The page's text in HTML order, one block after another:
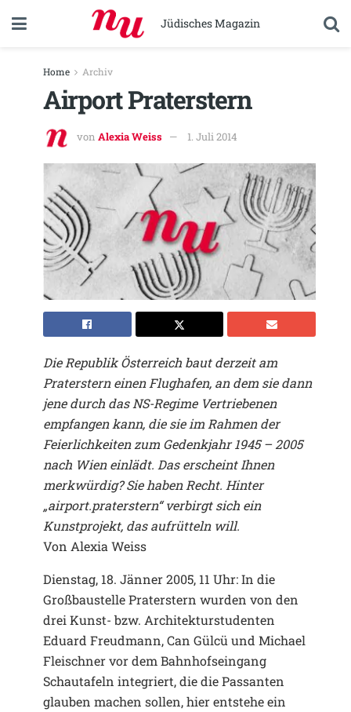
Jüdisches Magazin
Home Archiv
Airport Praterstern
von Alexia Weiss 1. Juli 2014
Die Republik Österreich baut derzeit am
Praterstern einen Flughafen, an dem sie dann
jene durch das NS-Regime Vertriebenen
empfangen kann, die sie im Rahmen der
Feierlichkeiten zum Gedenkjahr 1945 – 2005
nach Wien einlädt. Das erscheint Ihnen
merkwürdig? Sie haben Recht. Hinter
„airport.praterstern“ verbirgt sich ein
Kunstprojekt, das aufrütteln will.
Von Alexia Weiss
Dienstag, 18. Jänner 2005, 11 Uhr: In die
Großbaustelle Praterstern wurden von den
drei Kunst- bzw. Architekturstudenten
Eduard Freudmann, Can Gülcü und Michael
Fleischner vor dem Bahnhofseingang
Schautafeln integriert, die die Passanten
glauben machen sollen, hier entstehe ein